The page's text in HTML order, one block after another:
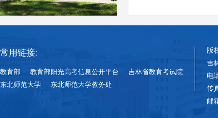
常用链接:
教育部 教育部阳光高考信息公开平台
吉林省教育考试院
东北师范大学
东北师范大学教务处
版
吉
电
传
邮